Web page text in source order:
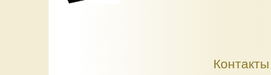
Контакты